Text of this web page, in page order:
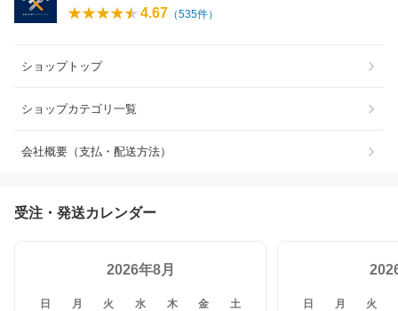
4.67 （535件）
ショップトップ
ショップカテゴリ一覧
会社概要（支払・配送方法）
受注・発送カレンダー
2026年8月
日 月 火 水 木 金 土 日 月 火